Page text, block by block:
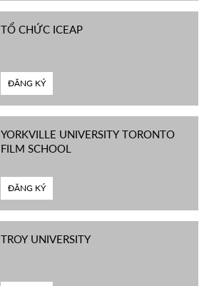
TỔ CHỨC ICEAP
ĐĂNG KÝ
YORKVILLE UNIVERSITY TORONTO
FILM SCHOOL
ĐĂNG KÝ
TROY UNIVERSITY